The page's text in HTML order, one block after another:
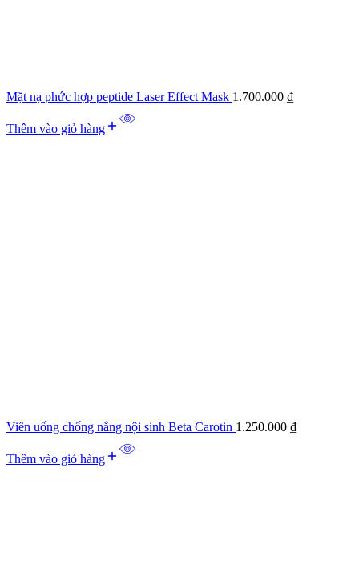
Mặt nạ phức hợp peptide Laser Effect Mask 1.700.000 ₫
Thêm vào giỏ hàng
Viên uống chống nắng nội sinh Beta Carotin 1.250.000 ₫
Thêm vào giỏ hàng